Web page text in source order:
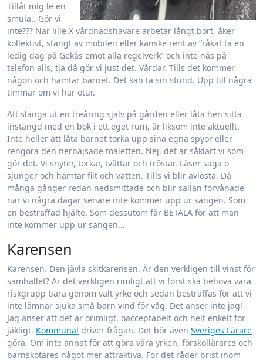
Tillåt mig le en
smula.. Gör vi
inte??? När lille X vårdnadshavare arbetar långt bort, åker
kollektivt, stängt av mobilen eller kanske rent av ”råkat ta en
ledig dag på Gekås emot alla regelverk” och inte nås på
telefon alls, tja då gör vi just det. Vårdar. Tills det kommer
någon och hämtar barnet. Det kan ta sin stund. Upp till några
timmar om vi har otur.
Att slänga ut en treåring själv på gården eller låta hen sitta
instängd med en bok i ett eget rum, är liksom inte aktuellt.
Inte heller att låta barnet torka upp sina egna spyor eller
rengöra den nerbajsade toaletten. Nej, det är såklart vi som
gör det. Vi snyter, torkar, tvättar och tröstar. Läser saga o
sjunger och hämtar filt och vatten. Tills vi blir avlösta. Då
många gånger redan nedsmittade och blir sällan förvånade
när vi några dagar senare inte kommer upp ur sängen. Som
en bestraffad hjälte. Som dessutom får BETALA för att man
inte kommer upp ur sängen…
Karensen
Karensen. Den jävla skitkarensen. Är den verkligen till vinst för
samhället? Är det verkligen rimligt att vi först ska behöva vara
riskgrupp bara genom valt yrke och sedan bestraffas för att vi
inte lämnar sjuka små barn vind för våg. Det anser inte jag!
Jag anser att det är orimligt, oacceptabelt och helt enkelt för
jäkligt. Kommunal driver frågan. Det bör även Sveriges Lärare
göra. Om inte annat för att göra våra yrken, förskollärares och
barnskötares något mer attraktiva. För det råder brist inom